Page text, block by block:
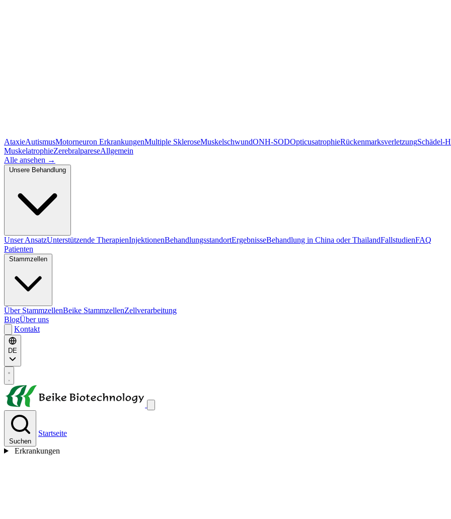
AtaxieAutismusMotorneuron ErkrankungenMultiple SkleroseMuskelschwundONH-SODOpticusatrophieRückenmarksverletzungSchädel-
MuskelatrophieZerebralpareseAllgemein
Alle ansehen →
Unser AnsatzUnterstützende TherapienInjektionenBehandlungsstandortErgebnisseBehandlung in China oder ThailandFallstudienFAQ
Patienten
Über StammzellenBeike StammzellenZellverarbeitung
BlogÜber uns
Kontakt
DE
Suchen
Startseite
Erkrankungen